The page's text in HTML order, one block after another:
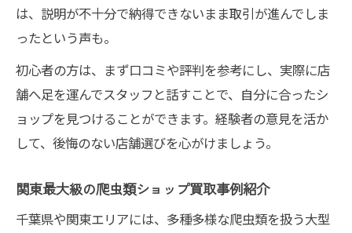
は、説明が不十分で納得できないまま取引が進んでしま
ったという声も。
初心者の方は、まず口コミや評判を参考にし、実際に店
舗へ足を運んでスタッフと話すことで、自分に合ったシ
ョップを見つけることができます。経験者の意見を活か
して、後悔のない店舗選びを心がけましょう。
関東最大級の爬虫類ショップ買取事例紹介
千葉県や関東エリアには、多種多様な爬虫類を扱う大型